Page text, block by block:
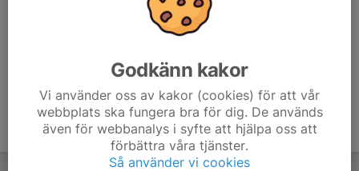
Godkänn kakor
Vi använder oss av kakor (cookies) för att vår
webbplats ska fungera bra för dig. De används
även för webbanalys i syfte att hjälpa oss att
förbättra våra tjänster.
Så använder vi cookies